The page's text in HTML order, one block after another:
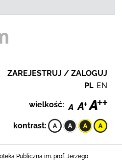
ZAREJESTRUJ / ZALOGUJ
PL EN
wielkość:
kontrast:
Publiczna im. prof. Jerzego